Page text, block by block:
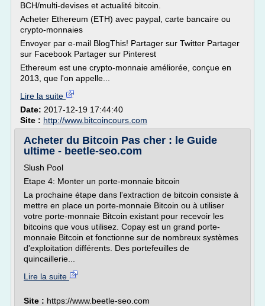
BCH/multi-devises et actualité bitcoin.
Acheter Ethereum (ETH) avec paypal, carte bancaire ou
crypto-monnaies
Envoyer par e-mail BlogThis! Partager sur Twitter Partager
sur Facebook Partager sur Pinterest
Ethereum est une crypto-monnaie améliorée, conçue en
2013, que l'on appelle...
Lire la suite
Date: 2017-12-19 17:44:40
Site : http://www.bitcoincours.com
Acheter du Bitcoin Pas cher : le Guide
ultime - beetle-seo.com
Slush Pool
Etape 4: Monter un porte-monnaie bitcoin
La prochaine étape dans l'extraction de bitcoin consiste à
mettre en place un porte-monnaie Bitcoin ou à utiliser
votre porte-monnaie Bitcoin existant pour recevoir les
bitcoins que vous utilisez. Copay est un grand porte-
monnaie Bitcoin et fonctionne sur de nombreux systèmes
d'exploitation différents. Des portefeuilles de
quincaillerie...
Lire la suite
Site : https://www.beetle-seo.com